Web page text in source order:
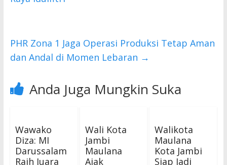
PHR Zona 1 Jaga Operasi Produksi Tetap Aman
dan Andal di Momen Lebaran →
Anda Juga Mungkin Suka
Wawako
Diza: ​MI
Darussalam
Raih Juara
Wali Kota
Jambi
Maulana
Ajak
Walikota
Maulana
Kota Jambi
Siap Jadi